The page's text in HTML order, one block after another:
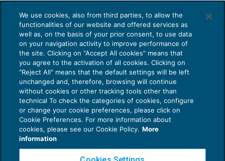
Privacy Policy
Cookie Policy
We use cookies, also from third parties, to allow the
functionalities of our website and offered services as
well as, on the basis of your prior consent, to use data
on your navigation activity to improve performance of
the site. Clicking on “Accept All cookies” means that
you agree to the activation of all cookies. Clicking on
"Reject All" means that the default settings will be left
unchanged and, therefore, browsing will continue
without cookies or other tracking tools other than
technical To check the categories of cookies, configure
or change your cookie preferences, please click on
Cookie Preferences. For more information about
cookies, please see our Cookie Policy. More
information